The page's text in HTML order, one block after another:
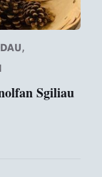
,
Sgiliau